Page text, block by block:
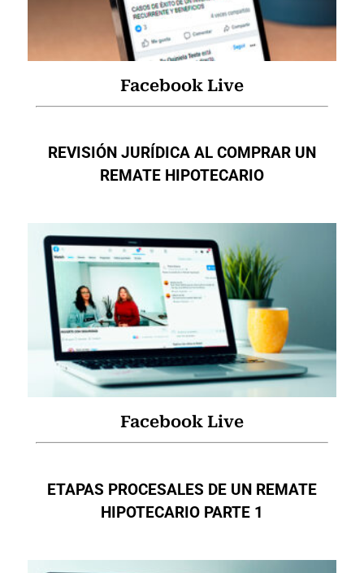
Facebook Live
REVISIÓN JURÍDICA AL COMPRAR UN
REMATE HIPOTECARIO
Facebook Live
ETAPAS PROCESALES DE UN REMATE
HIPOTECARIO PARTE 1